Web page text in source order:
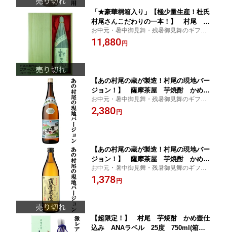
「★豪華桐箱入り」【極少量生産！杜氏
村尾さんこだわりの一本！】 村尾 芋
焼酎 かめ壺仕込み 25度 1800ml
お中元・暑中御見舞・残暑御見舞のギフト
受付中！
11,880 円
【あの村尾の蔵が製造！村尾の現地バー
ジョン！】 薩摩茶屋 芋焼酎 かめ壺
仕込み 25度 1800ml
お中元・暑中御見舞・残暑御見舞のギフト
受付中！
2,380 円
【あの村尾の蔵が製造！村尾の現地バー
ジョン！】 薩摩茶屋 芋焼酎 かめ壺
仕込み 25度 900ml
お中元・暑中御見舞・残暑御見舞のギフト
受付中！
1,378 円
【超限定！】 村尾 芋焼酎 かめ壺仕
込み ANAラベル 25度 750ml(箱付